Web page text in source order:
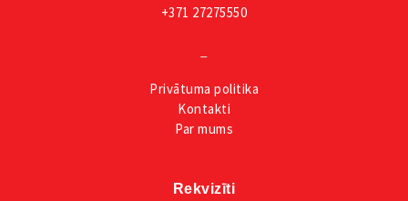
+371 27275550
Privātuma politika
Kontakti
Par mums
Rekvizīti